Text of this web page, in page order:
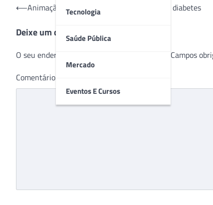
Tecnologia
Saúde Pública
Mercado
Eventos E Cursos
Navegação
Post
⟵Animação ensina crianças a lidarem com o diabetes
Deixe um comentário
O seu endereço de e-mail não será publicado. Campos
Comentário